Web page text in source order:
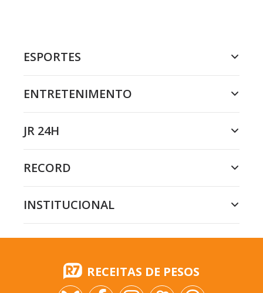
ESPORTES
ENTRETENIMENTO
JR 24H
RECORD
INSTITUCIONAL
RECEITAS DE PESOS